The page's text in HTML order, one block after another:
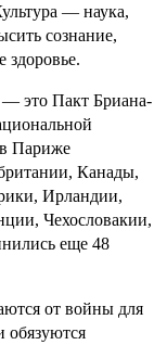
— наука,
сознание,
здоровье.
это Пакт Бриана-
Париже
Канады,
Ирландии,
Чехословакии,
еще 48
от войны для
обязуются